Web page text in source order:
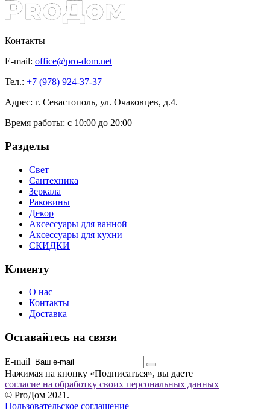
Контакты
E-mail: office@pro-dom.net
Тел.: +7 (978) 924-37-37
Адрес: г. Севастополь, ул. Очаковцев, д.4.
Время работы: с 10:00 до 20:00
Разделы
Свет
Сантехника
Зеркала
Раковины
Декор
Аксессуары для ванной
Аксессуары для кухни
СКИДКИ
Клиенту
О нас
Контакты
Доставка
Оставайтесь на связи
E-mail
Нажимая на кнопку «Подписаться», вы даете
согласие на обработку своих персональных данных
© ProДом 2021.
Пользовательское соглашение